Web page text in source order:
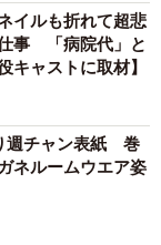
イルも折れて超悲
事 「病院代」と
キャストに取材】
週チャン表紙 巻
ネルームウエア姿